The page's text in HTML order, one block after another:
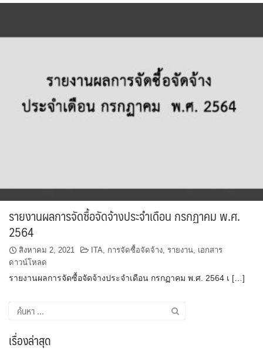
รายงานผลการจัดซื้อจัดจ้างประจำเดือน กรกฏาคม พ.ศ.
2564
สิงหาคม 2, 2021 ITA การจัดซื้อจัดจ้าง รายงาน เอกสาร
ดาวน์โหลด
รายงานผลการจัดซื้อจัดจ้างประจำเดือน กรกฏาคม พ.ศ. 2564 เ […]
ค้นหา
สำหรับ:
เรื่องล่าสุด